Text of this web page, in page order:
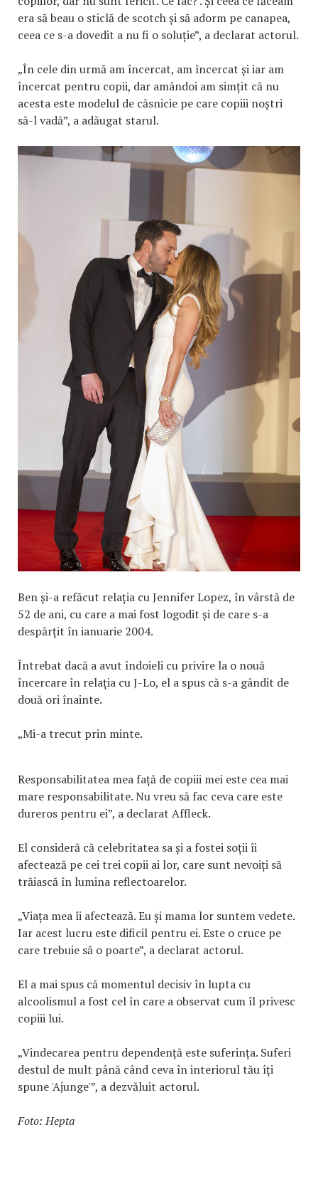
era să beau o sticlă de scotch și să adorm pe canapea,
ceea ce s-a dovedit a nu fi o soluție”, a declarat actorul.
„În cele din urmă am încercat, am încercat și iar am
încercat pentru copii, dar amândoi am simțit că nu
acesta este modelul de căsnicie pe care copiii noștri
să-l vadă”, a adăugat starul.
Ben și-a refăcut relația cu Jennifer Lopez, în vârstă de
52 de ani, cu care a mai fost logodit și de care s-a
despărțit în ianuarie 2004.
Întrebat dacă a avut îndoieli cu privire la o nouă
încercare în relația cu J-Lo, el a spus că s-a gândit de
două ori înainte.
„Mi-a trecut prin minte.
Responsabilitatea mea față de copiii mei este cea mai
mare responsabilitate. Nu vreu să fac ceva care este
dureros pentru ei”, a declarat Affleck.
El consideră că celebritatea sa și a fostei soții îi
afectează pe cei trei copii ai lor, care sunt nevoiți să
trăiască în lumina reflectoarelor.
„Viața mea îi afectează. Eu și mama lor suntem vedete.
Iar acest lucru este dificil pentru ei. Este o cruce pe
care trebuie să o poarte”, a declarat actorul.
El a mai spus că momentul decisiv în lupta cu
alcoolismul a fost cel în care a observat cum îl privesc
copiii lui.
„Vindecarea pentru dependență este suferința. Suferi
destul de mult până când ceva în interiorul tău îți
spune 'Ajunge'”, a dezvăluit actorul.
Foto: Hepta